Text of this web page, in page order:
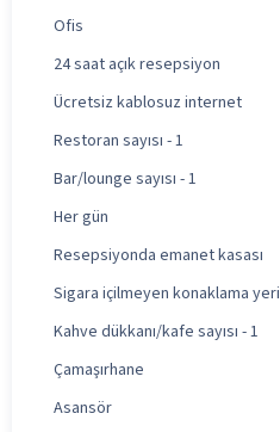
Ofis
24 saat açık resepsiyon
Ücretsiz kablosuz internet
Restoran sayısı - 1
Bar/lounge sayısı - 1
Her gün
Resepsiyonda emanet kasası
Sigara içilmeyen konaklama yeri
Kahve dükkanı/kafe sayısı - 1
Çamaşırhane
Asansör